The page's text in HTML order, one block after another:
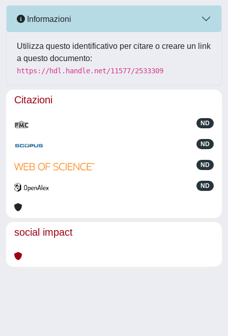
Informazioni
Utilizza questo identificativo per citare o creare un link
a questo documento:
https://hdl.handle.net/11577/2533309
Citazioni
ND
ND
ND
ND
social impact